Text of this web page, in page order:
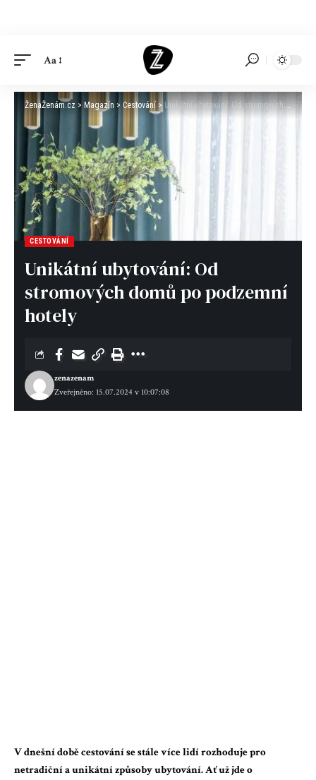
Aa
ŽenaŽenám.cz > Magazín > Cestování > Unikátní ubytování: Od stromových domů po podzemní hotely
CESTOVÁNÍ
Unikátní ubytování: Od
stromových domů po podzemní
hotely
Zveřejněno: 15.07.2024 v 10:07:08
zenazenam
V dnešní době cestování se stále více lidí rozhoduje pro
netradiční a unikátní způsoby ubytování. Ať už jde o